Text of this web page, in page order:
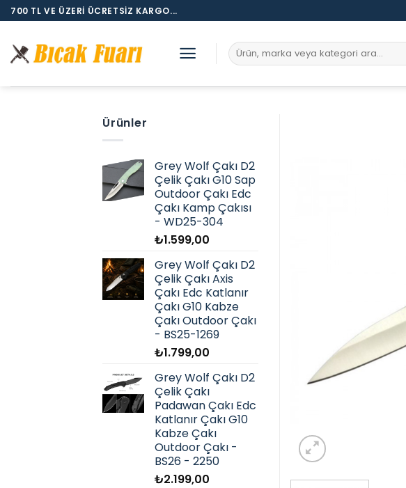
İçeriğe
atla
700 TL VE ÜZERI ÜCRETSIZ KARGO...
Ara:
Ürünler
Grey Wolf Çakı D2
Çelik Çakı G10 Sap
Outdoor Çakı Edc
Çakı Kamp Çakısı
- WD25-304
₺1.599,00
Grey Wolf Çakı D2
Çelik Çakı Axis
Çakı Edc Katlanır
Çakı G10 Kabze
Çakı Outdoor Çakı
- BS25-1269
₺1.799,00
Grey Wolf Çakı D2
Çelik Çakı
Padawan Çakı Edc
Katlanır Çakı G10
Kabze Çakı
Outdoor Çakı -
BS26 - 2250
₺2.199,00